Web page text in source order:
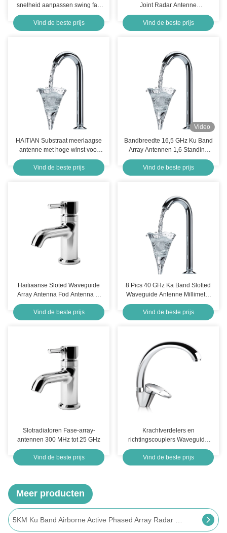
snelheid aanpassen swing fan
scan
Vind de beste prijs
Joint Radar Antenne
Radiofrequentie 3 Kanaal
Vind de beste prijs
HAITIAN Substraat meerlaagse
antenne met hoge winst voor
draadloze toepassingen
Vind de beste prijs
Video
Bandbreedte 16,5 GHz Ku Band
Array Antennen 1,6 Standing
Wave
Vind de beste prijs
Haïtiaanse Sloted Waveguide
Array Antenna Fod Antenna W
Band Waveguide Array Antenna
Vind de beste prijs
8 Pics 40 GHz Ka Band Slotted
Waveguide Antenne Millimeter
Wave Continuous Beam
Steering
Vind de beste prijs
Slotradiatoren Fase-array-
antennen 300 MHz tot 25 GHz
Vind de beste prijs
Krachtverdelers en
richtingscouplers Waveguide
Hoogvermogen Harmonisch
golffilter
Vind de beste prijs
Meer producten